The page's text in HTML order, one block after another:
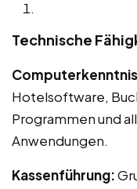
Technische
Hotelsoftware,
Programmen und
Anwendungen.
Kassenführung: